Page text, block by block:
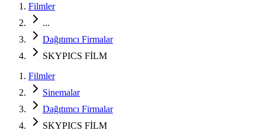
Filmler
...
Dağıtımcı Firmalar
SKYPICS FİLM
Filmler
Sinemalar
Dağıtımcı Firmalar
SKYPICS FİLM